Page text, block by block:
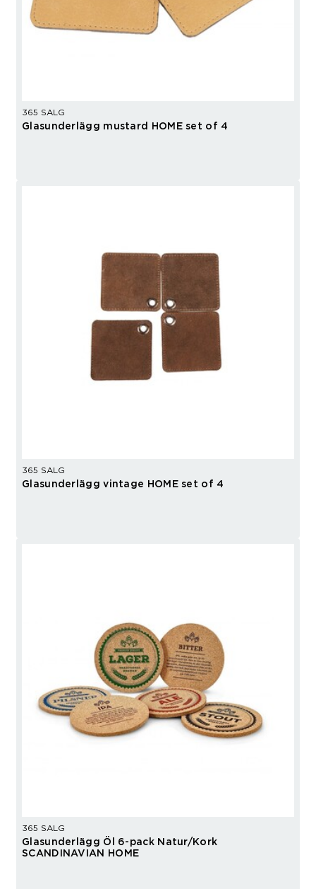
365 SALG
Glasunderlägg mustard HOME set of 4
365 SALG
Glasunderlägg vintage HOME set of 4
365 SALG
Glasunderlägg Öl 6-pack Natur/Kork
SCANDINAVIAN HOME